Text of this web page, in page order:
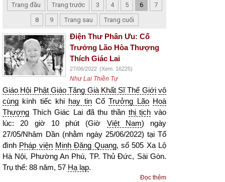
Trang đầu Trang trước 3 4 5 6
7
8
9 Trang sau Trang cuối
Điện Thư Phân Ưu: Cố
Trưởng Lão Hòa Thượng
Thích Giác Lai
27/06/2022 (Xem: 16225)
Như Lai Thiền Tự
Giáo Hội Phật Giáo Tăng Già Khất Sĩ Thế Giới vô
cùng kính tiếc khi hay tinCốTrưởng Lão Hoà
Thượng Thích Giác Lai đã thu thần thị tịch vào
lúc: 20 giờ 10 phút (Giờ Việt Nam) ngày
27/05/Nhâm Dần (nhằm ngày 25/06/2022) tại Tổ
đình Pháp viện Minh Đăng Quang, số 505 Xa Lộ
Hà Nội, Phường An Phú, TP. Thủ Đức, Sài Gòn.
Trụ thế: 88 năm, 57 Hạ lạp.
Đọc thêm